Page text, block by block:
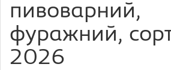
пивоварний,
фуражний,
2026